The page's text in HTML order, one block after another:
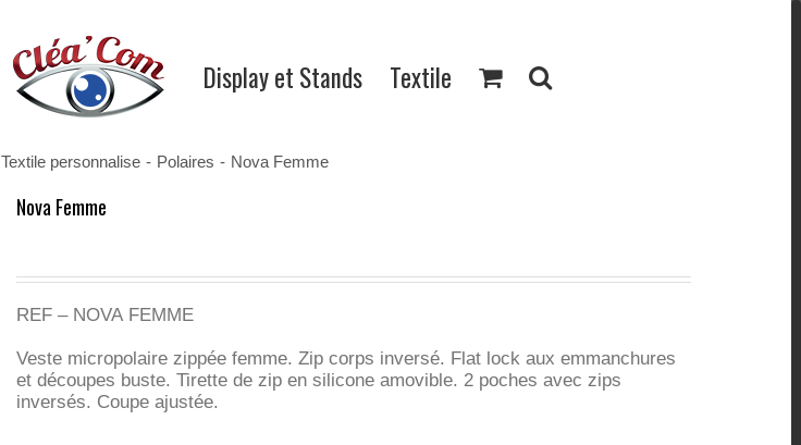
Display et Stands Textile
Textile personnalise - Polaires - Nova Femme
Nova Femme
REF – NOVA FEMME
Veste micropolaire zippée femme. Zip corps inversé. Flat lock aux emmanchures
et découpes buste. Tirette de zip en silicone amovible. 2 poches avec zips
inversés. Coupe ajustée.